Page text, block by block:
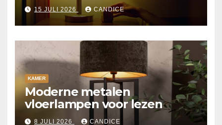
15 JULI 2026 CANDICE
KAMER
Moderne metalen
vloerlampen voor lezen
8 JULI 2026 CANDICE